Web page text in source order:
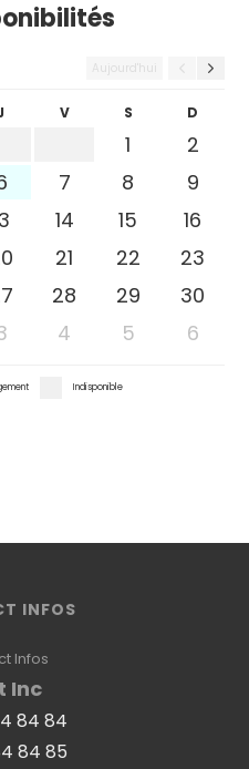
Aujourd'hui
V S D
1
2
7 8
9
14 15
16
21 22
23
28 29
30
4 5 6
Indisponible
INFOS
Infos
Inc
84 84
84 85